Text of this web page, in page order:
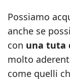
Possiamo
anche se
con una tuta
molto
come quelli